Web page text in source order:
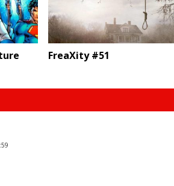
FreaXity #51